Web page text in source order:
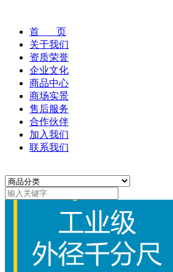
首 页
关于我们
资质荣誉
企业文化
商品中心
商场实景
售后服务
合作伙伴
加入我们
联系我们